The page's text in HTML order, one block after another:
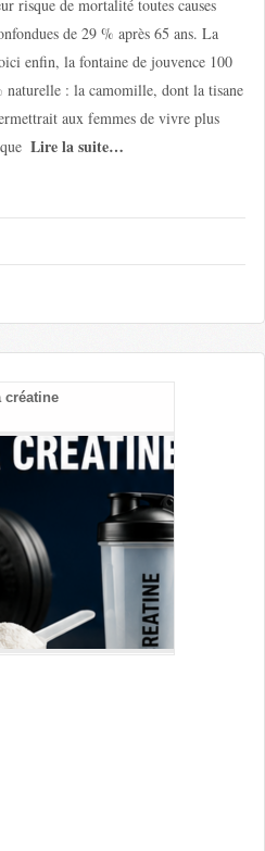
risque de mortalité toutes causes
de 29 % après 65 ans. La
enfin, la fontaine de jouvence 100
naturelle : la camomille, dont la tisane
aux femmes de vivre plus
Lire la suite…